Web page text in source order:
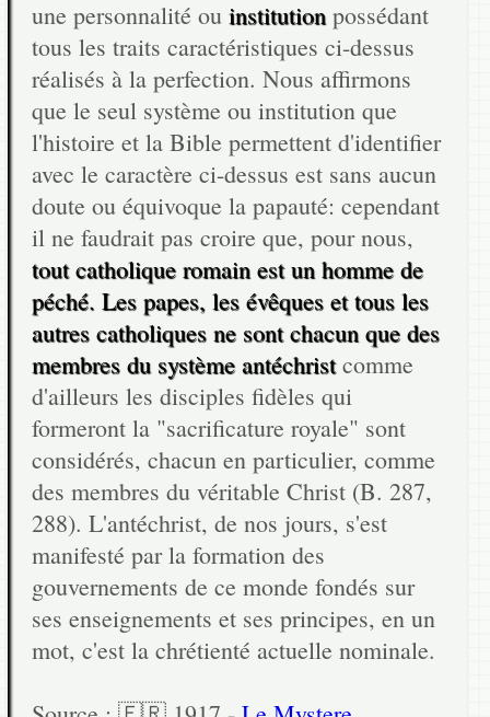
une personnalité ouinstitution possédant
tous les traits caractéristiques ci-dessus
réalisés à la perfection. Nous affirmons
que le seul système ou institution que
l'histoire et la Bible permettent d'identifier
avec le caractère ci-dessus est sans aucun
doute ou équivoque la papauté: cependant
il ne faudrait pas croire que, pour nous,
tout catholique romain est un homme de
péché. Les papes, les évêques et tous les
autres catholiques ne sont chacun que des
membres du système antéchristcomme
d'ailleurs les disciples fidèles qui
formeront la "sacrificature royale" sont
considérés, chacun en particulier, comme
des membres du véritable Christ (B. 287,
288). L'antéchrist, de nos jours, s'est
manifesté par la formation des
gouvernements de ce monde fondés sur
ses enseignements et ses principes, en un
mot, c'est la chrétienté actuelle nominale.